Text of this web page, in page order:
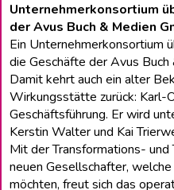
Unternehmerkonsortium
der Avus Buch & Medien
Ein Unternehmerkonsortium
die Geschäfte der Avus Buch
Damit kehrt auch ein alter
Wirkungsstätte zurück: Karl-
Geschäftsführung. Er wird
Kerstin Walter und Kai
Mit der Transformations-
neuen Gesellschafter,
möchten, freut sich das